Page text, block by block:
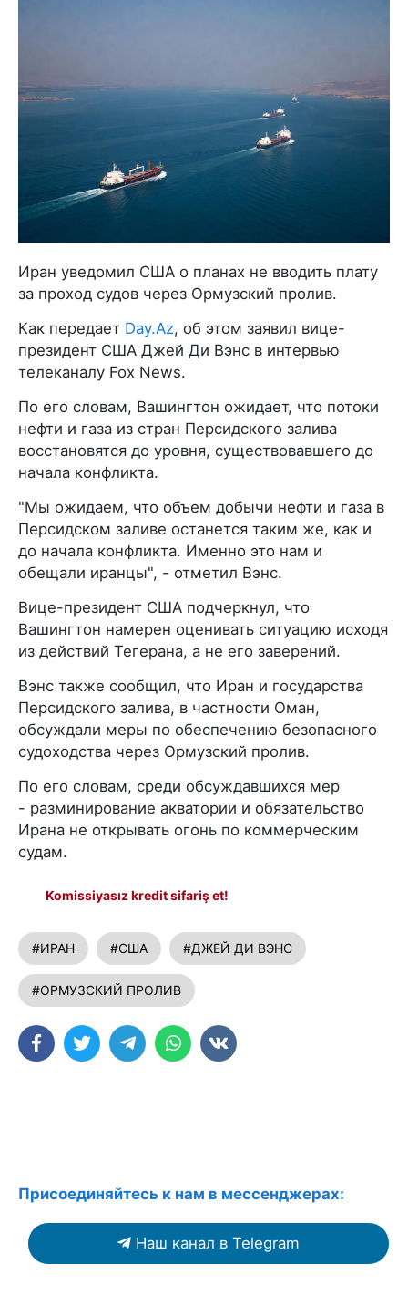
Иран уведомил США о планах не вводить плату
за проход судов через Ормузский пролив.
Как передает Day.Az, об этом заявил вице-
президент США Джей Ди Вэнс в интервью
телеканалу Fox News.
По его словам, Вашингтон ожидает, что потоки
нефти и газа из стран Персидского залива
восстановятся до уровня, существовавшего до
начала конфликта.
"Мы ожидаем, что объем добычи нефти и газа в
Персидском заливе останется таким же, как и
до начала конфликта. Именно это нам и
обещали иранцы", - отметил Вэнс.
Вице-президент США подчеркнул, что
Вашингтон намерен оценивать ситуацию исходя
из действий Тегерана, а не его заверений.
Вэнс также сообщил, что Иран и государства
Персидского залива, в частности Оман,
обсуждали меры по обеспечению безопасного
судоходства через Ормузский пролив.
По его словам, среди обсуждавшихся мер
- разминирование акватории и обязательство
Ирана не открывать огонь по коммерческим
судам.
Komissiyasız kredit sifariş et!
#ИРАН #США #ДЖЕЙ ДИ ВЭНС
#ОРМУЗСКИЙ ПРОЛИВ
Присоединяйтесь к нам в мессенджерах:
Наш канал в Telegram